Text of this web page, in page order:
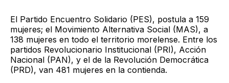
El Partido Encuentro Solidario (PES), postula a 159
mujeres; el Movimiento Alternativa Social (MAS), a
138 mujeres en todo el territorio morelense. Entre los
partidos Revolucionario Institucional (PRI), Acción
Nacional (PAN), y el de la Revolución Democrática
(PRD), van 481 mujeres en la contienda.